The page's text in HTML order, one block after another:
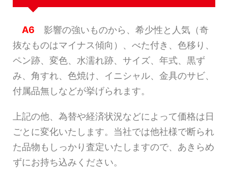
A6 影響の強いものから、希少性と人気（奇
抜なものはマイナス傾向）、べた付き、色移り、
ペン跡、変色、水濡れ跡、サイズ、年式、黒ず
み、角すれ、色焼け、イニシャル、金具のサビ、
付属品無しなどが挙げられます。
上記の他、為替や経済状況などによって価格は日
ごとに変化いたします。当社では他社様で断られ
た品物もしっかり査定いたしますので、あきらめ
ずにお持ち込みください。